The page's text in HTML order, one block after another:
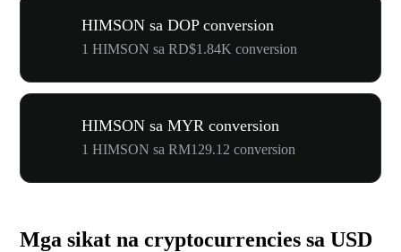
HIMSON sa DOP conversion
1 HIMSON sa RD$1.84K conversion
HIMSON sa MYR conversion
1 HIMSON sa RM129.12 conversion
Mga sikat na cryptocurrencies sa USD